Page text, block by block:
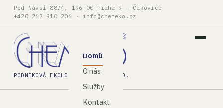
Pod Návsí 88/4, 196 00 Praha 9 – Čakovice
+420 267 910 206 · info@chemeko.cz
PODNIKOVÁ EKOLOGIE, SPOL. S R.O.
Domů
O nás
Služby
Kontakt